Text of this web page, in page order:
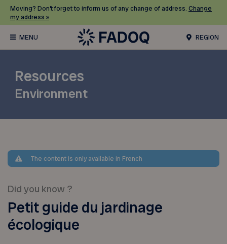
Moving? Don’t forget to inform us of any change of address. Change
my address »
REGION
Resources
Environment
The content is only available in French
Did you know ?
Petit guide du jardinage
écologique